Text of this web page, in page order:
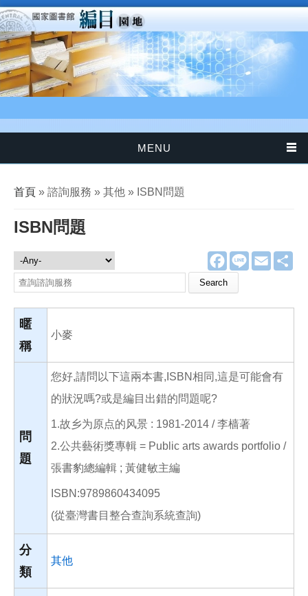
移至主內容
MENU
您在這裡
首頁 » 諮詢服務 » 其他 » ISBN問題
ISBN問題
F
a
e
o
L
E
m
諮詢服務
Search this site
暱
稱
小麥
問
題
您好,請問以下這兩本書,ISBN相同,這是可能會有
的狀況嗎?或是編目出錯的問題呢?
1.故乡为原点的风景 : 1981-2014 / 李樯著
2.公共藝術獎專輯 = Public arts awards portfolio /
張書豹總編輯 ; 黃健敏主編
ISBN:9789860434095
(從臺灣書目整合查詢系統查詢)
分
類
其他